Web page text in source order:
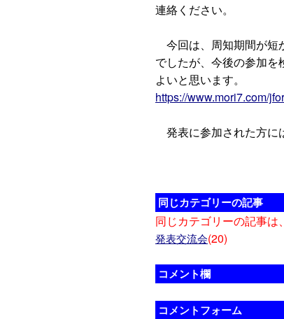
連絡ください。
今回は、周知期間が短
でしたが、今後の参加を
よいと思います。
https://www.mori7.com/
発表に参加された方に
同じカテゴリーの記事
同じカテゴリーの記事は
発表交流会(20)
コメント欄
コメントフォーム